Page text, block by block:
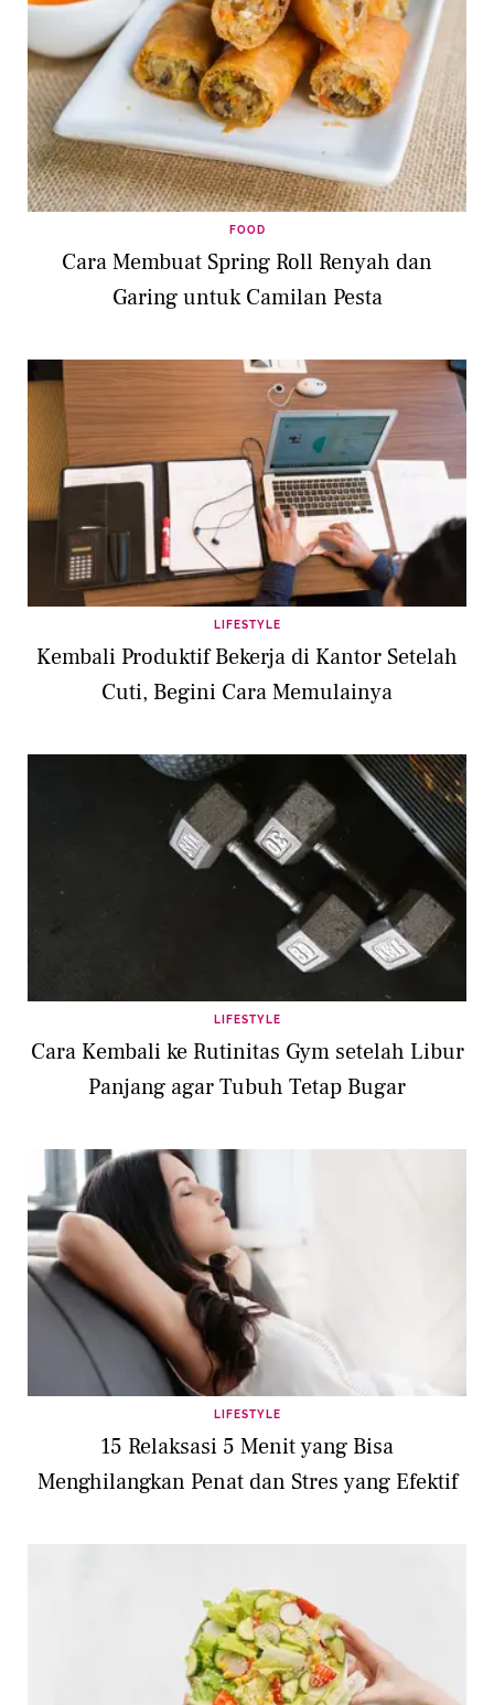
FOOD
Cara Membuat Spring Roll Renyah dan
Garing untuk Camilan Pesta
LIFESTYLE
Kembali Produktif Bekerja di Kantor Setelah
Cuti, Begini Cara Memulainya
LIFESTYLE
Cara Kembali ke Rutinitas Gym setelah Libur
Panjang agar Tubuh Tetap Bugar
LIFESTYLE
15 Relaksasi 5 Menit yang Bisa
Menghilangkan Penat dan Stres yang Efektif